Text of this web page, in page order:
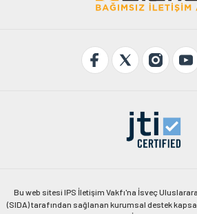
Bu web sitesi IPS İletişim Vakfı'na İsveç
(SIDA) tarafından sağlanan kurumsal destek